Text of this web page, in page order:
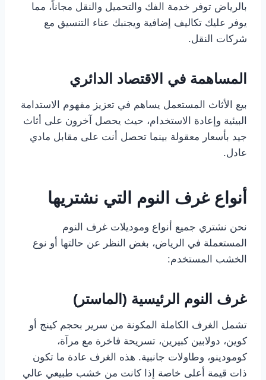
بالرياض توفر خدمة الفك والتحميل والنقل مجاناً، مما
يوفر عليك تكاليف إضافية ويجنبك عناء التنسيق مع
شركات النقل.
المساهمة في الاقتصاد الدائري
بيع الأثاث المستعمل يساهم في تعزيز مفهوم الاستدامة
البيئية وإعادة الاستخدام، حيث يحصل آخرون على أثاث
جيد بأسعار معقولة بينما تحصل أنت على مقابل مادي
عادل.
أنواع غرف النوم التي نشتريها
نحن نشتري جميع أنواع وموديلات غرف النوم
المستعملة في الرياض، بغض النظر عن حالتها أو نوع
الخشب المستخدم:
غرف النوم الرئيسية (الماستر)
تشمل الغرف الكاملة المكونة من سرير بحجم كينج أو
كوين، دولابين كبيرين، تسريحة فاخرة مع مرآة،
كومودينو، وطاولات جانبية. هذه الغرف عادة ما تكون
ذات قيمة أعلى خاصة إذا كانت من خشب طبيعي عالي